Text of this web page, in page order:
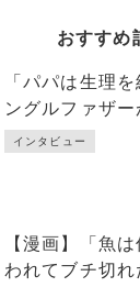
おすすめ
「パパは生理
ングルファザ
インタビュー
【漫画】「魚
われてブチ切れ